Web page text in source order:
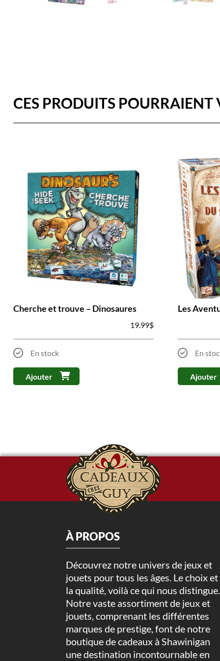
CES PRODUITS POURRAIENT
Cherche et trouve – Dinosaures
19.99$
En stock
Ajouter
Les
En
Ajouter
À PROPOS
Découvrez notre univers de jeux et
jouets pour tous les âges. Le choix et
la qualité, voilà ce qui nous distingue.
Notre vaste assortiment de jeux et
jouets, comprenant les différentes
marques de prestige, font de notre
boutique de cadeaux à Shawinigan
une destination incontournable en